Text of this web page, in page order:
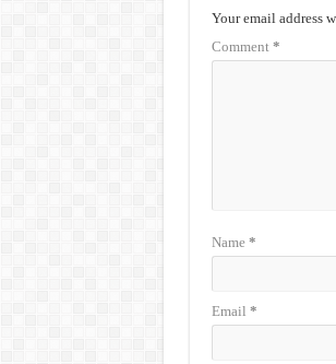
Your email address
Comment *
Name *
Email *